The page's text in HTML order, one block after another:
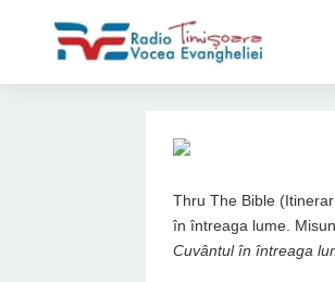
Thru The Bible
în întreaga lume.
Cuvântul în întreaga